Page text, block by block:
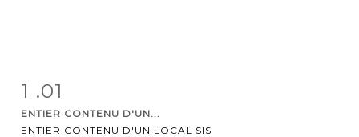
Item detail
1 .01
ENTIER CONTENU D'UN...
ENTIER CONTENU D'UN LOCAL SIS